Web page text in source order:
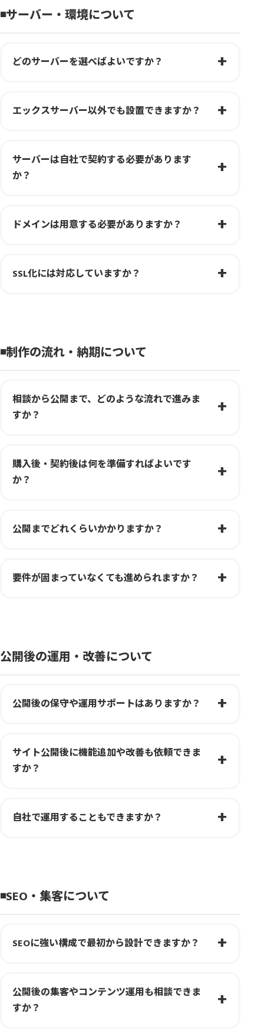
◾️サーバー・環境について
どのサーバーを選べばよいですか？
エックスサーバー以外でも設置できますか？
サーバーは自社で契約する必要があります
か？
ドメインは用意する必要がありますか？
SSL化には対応していますか？
◾️制作の流れ・納期について
相談から公開まで、どのような流れで進みま
すか？
購入後・契約後は何を準備すればよいです
か？
公開までどれくらいかかりますか？
要件が固まっていなくても進められますか？
公開後の運用・改善について
公開後の保守や運用サポートはありますか？
サイト公開後に機能追加や改善も依頼できま
すか？
自社で運用することもできますか？
◾️SEO・集客について
SEOに強い構成で最初から設計できますか？
公開後の集客やコンテンツ運用も相談できま
すか？